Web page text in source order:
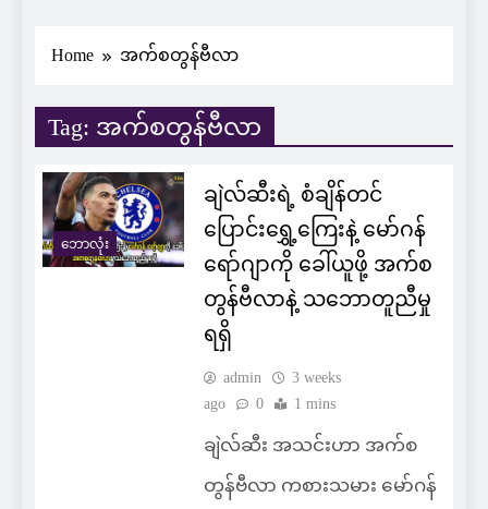
Home အက်စတွန်ဗီလာ
Tag: အက်စတွန်ဗီလာ
ဘောလုံး
ချဲလ်ဆီးရဲ့ စံချိန်တင်
ပြောင်းရွှေ့ကြေးနဲ့ မော်ဂန်
ရော်ဂျာကို ခေါ်ယူဖို့ အက်စ
တွန်ဗီလာနဲ့ သဘောတူညီမှု
ရရှိ
admin
3 weeks
ago
0 1 mins
ချဲလ်ဆီး အသင်းဟာ အက်စ
တွန်ဗီလာ ကစားသမား မော်ဂန်